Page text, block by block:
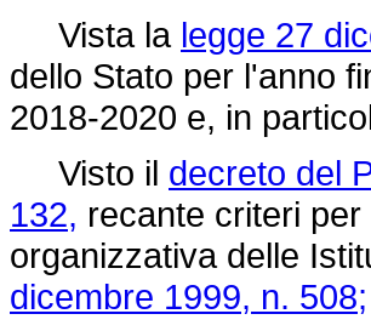
Vista la legge 27
dello Stato per l'anno
2018-2020 e, in
Visto il decreto del
132, recante criteri
organizzativa delle
dicembre 1999, n. 508;